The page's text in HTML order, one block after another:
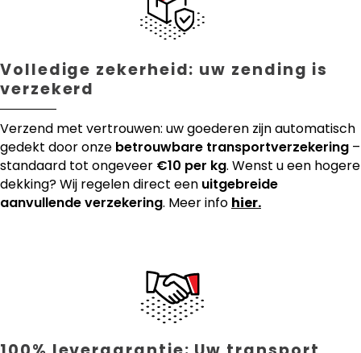
Volledige zekerheid: uw zending is
verzekerd
Verzend met vertrouwen: uw goederen zijn automatisch
gedekt door onze betrouwbare transportverzekering –
standaard tot ongeveer €10 per kg. Wenst u een hogere
dekking? Wij regelen direct een uitgebreide
aanvullende verzekering. Meer info hier.